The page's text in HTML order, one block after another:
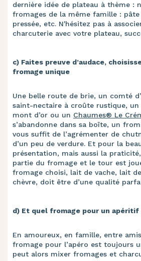
dernière idée de plateau à thème :
fromages de la même famille :
pressée, etc. N'hésitez pas à
charcuterie avec votre plateau,
c) Faites preuve d’audace,
fromage unique
Une belle route de brie, un comté
saint-nectaire à croûte rustique, un
mont d’or ou un Chaumes® Le
s’abandonne dans sa boîte, un
vous suffit de l’agrémenter de
d’un peu de verdure. Et pour la
présentation, mais aussi la
partie du fromage et le tour est
fromage choisi, lait de vache, lait
chèvre, doit être d’une qualité
d) Et quel fromage pour un apéritif
En amoureux, en famille, entre
fromage pour l’apéro est toujours
peut alors mixer fromages et